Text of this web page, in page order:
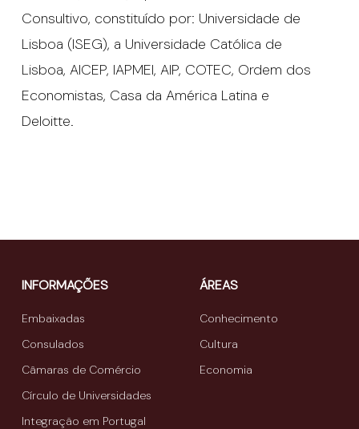
Consultivo, constituído por: Universidade de
Lisboa (ISEG), a Universidade Católica de
Lisboa, AICEP, IAPMEI, AIP, COTEC, Ordem dos
Economistas, Casa da América Latina e
Deloitte.
INFORMAÇÕES
Embaixadas
Consulados
Câmaras de Comércio
Círculo de Universidades
Integração em Portugal
ÁREAS
Conhecimento
Cultura
Economia